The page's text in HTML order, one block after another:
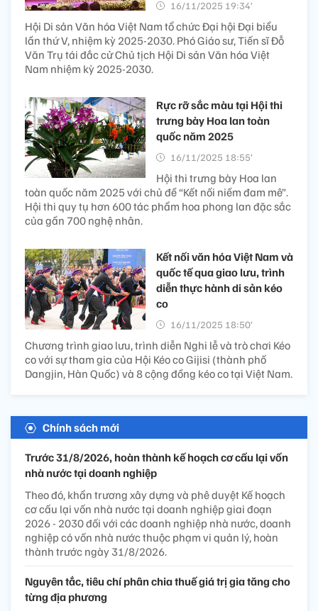
16/11/2025 19:34’
Hội Di sản Văn hóa Việt Nam tổ chức Đại hội Đại biểu
lần thứ V, nhiệm kỳ 2025-2030. Phó Giáo sư, Tiến sĩ Đỗ
Văn Trụ tái đắc cử Chủ tịch Hội Di sản Văn hóa Việt
Nam nhiệm kỳ 2025-2030.
Rực rỡ sắc màu tại Hội thi
trưng bày Hoa lan toàn
quốc năm 2025
16/11/2025 18:55’
Hội thi trưng bày Hoa lan
toàn quốc năm 2025 với chủ đề “Kết nối niềm đam mê”.
Hội thi quy tụ hơn 600 tác phẩm hoa phong lan đặc sắc
của gần 700 nghệ nhân.
Kết nối văn hóa Việt Nam và
quốc tế qua giao lưu, trình
diễn thực hành di sản kéo
co
16/11/2025 18:50’
Chương trình giao lưu, trình diễn Nghi lễ và trò chơi Kéo
co với sự tham gia của Hội Kéo co Gijisi (thành phố
Dangjin, Hàn Quốc) và 8 cộng đồng kéo co tại Việt Nam.
Chính sách mới
Trước 31/8/2026, hoàn thành kế hoạch cơ cấu lại vốn
nhà nước tại doanh nghiệp
Theo đó, khẩn trương xây dựng và phê duyệt Kế hoạch
cơ cấu lại vốn nhà nước tại doanh nghiệp giai đoạn
2026 - 2030 đối với các doanh nghiệp nhà nước, doanh
nghiệp có vốn nhà nước thuộc phạm vi quản lý, hoàn
thành trước ngày 31/8/2026.
Nguyên tắc, tiêu chí phân chia thuế giá trị gia tăng cho
từng địa phương